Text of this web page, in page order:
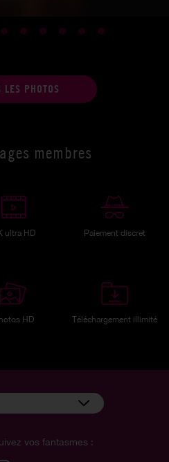
LES PHOTOS
membres
ultra HD Paiement discret
HD Téléchargement illimité
vos fantasmes :